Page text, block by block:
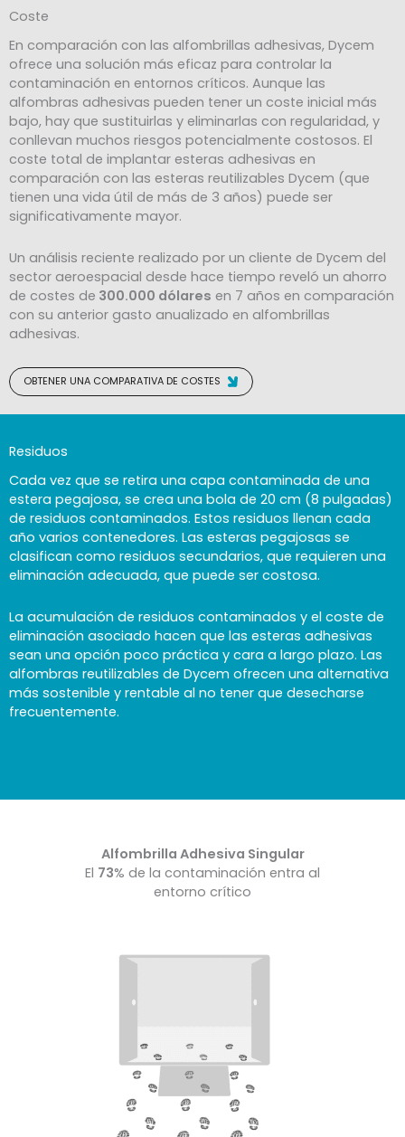
Coste
En comparación con las alfombrillas adhesivas, Dycem
ofrece una solución más eficaz para controlar la
contaminación en entornos críticos. Aunque las
alfombras adhesivas pueden tener un coste inicial más
bajo, hay que sustituirlas y eliminarlas con regularidad, y
conllevan muchos riesgos potencialmente costosos. El
coste total de implantar esteras adhesivas en
comparación con las esteras reutilizables Dycem (que
tienen una vida útil de más de 3 años) puede ser
significativamente mayor.
Un análisis reciente realizado por un cliente de Dycem del
sector aeroespacial desde hace tiempo reveló un ahorro
de costes de 300.000 dólares en 7 años en comparación
con su anterior gasto anualizado en alfombrillas
adhesivas.
OBTENER UNA COMPARATIVA DE COSTES
Residuos
Cada vez que se retira una capa contaminada de una
estera pegajosa, se crea una bola de 20 cm (8 pulgadas)
de residuos contaminados. Estos residuos llenan cada
año varios contenedores. Las esteras pegajosas se
clasifican como residuos secundarios, que requieren una
eliminación adecuada, que puede ser costosa.
La acumulación de residuos contaminados y el coste de
eliminación asociado hacen que las esteras adhesivas
sean una opción poco práctica y cara a largo plazo. Las
alfombras reutilizables de Dycem ofrecen una alternativa
más sostenible y rentable al no tener que desecharse
frecuentemente.
Alfombrilla Adhesiva Singular
El 73% de la contaminación entra al
entorno crítico